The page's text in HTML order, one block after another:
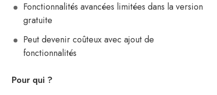
Fonctionnalités avancées limitées dans la version
gratuite
Peut devenir coûteux avec ajout de
fonctionnalités
Pour qui ?